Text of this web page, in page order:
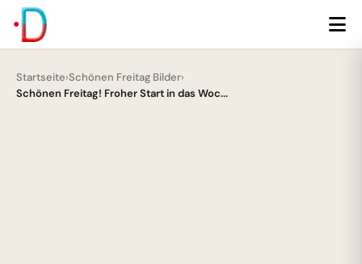
Startseite›Schönen Freitag Bilder›
Schönen Freitag! Froher Start in das Woc...